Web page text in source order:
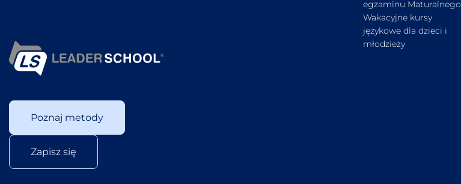
Poznaj metody
Zapisz się
egzaminu Maturalnego
Wakacyjne kursy
językowe dla dzieci i
młodzieży